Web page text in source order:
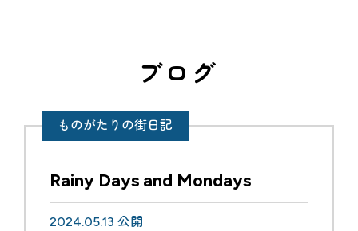
ブログ
ものがたりの街日記
Rainy Days and Mondays
2024.05.13 公開